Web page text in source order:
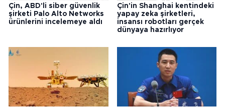
Çin, ABD'li siber güvenlik
şirketi Palo Alto Networks
ürünlerini incelemeye aldı
Çin'in Shanghai kentindeki
yapay zeka şirketleri,
insansı robotları gerçek
dünyaya hazırlıyor